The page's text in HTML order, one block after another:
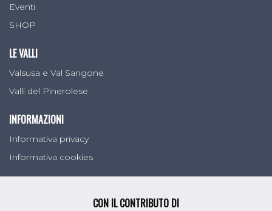
Eventi
SHOP
LE VALLI
Valsusa e Val Sangone
Valli del Pinerolese
INFORMAZIONI
Informativa privacy
Informativa cookies
CON IL CONTRIBUTO DI